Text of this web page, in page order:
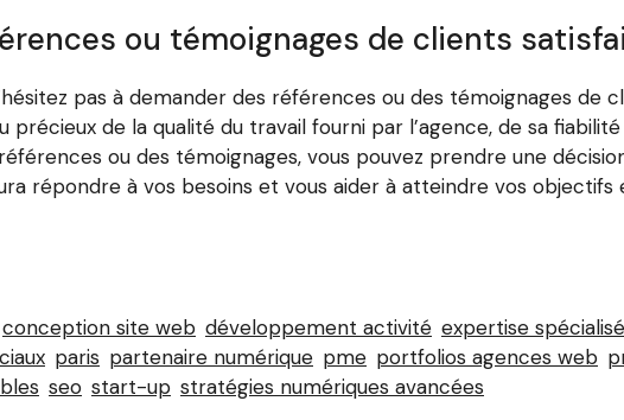
ou témoignages de clients
pas à demander des références ou des témoignages de
de la qualité du travail fourni par l’agence, de sa
ou des témoignages, vous pouvez prendre une
répondre à vos besoins et vous aider à atteindre vos objectifs
conception site web développement activité expertise
paris partenaire numérique pme portfolios agences web
seo start-up stratégies numériques avancées